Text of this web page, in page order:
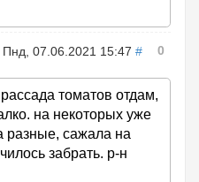
Пнд, 07.06.2021 15:47 # 0
томатов отдам,
на некоторых уже
разные, сажала на
забрать. р-н